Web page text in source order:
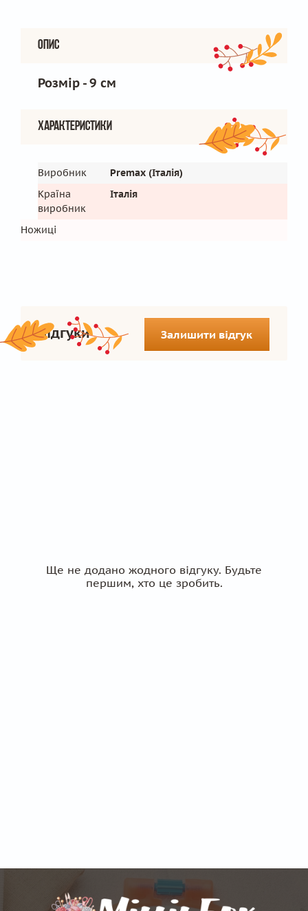
Опис
Розмір - 9 см
Характеристики
Виробник
Premax (Італія)
Країна
виробник
Італія
Ножиці
Відгуки Залишити відгук
Ще не додано жодного відгуку. Будьте
першим, хто це зробить.